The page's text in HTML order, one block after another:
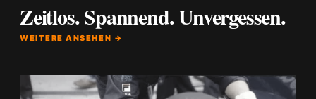
Zeitlos. Spannend. Unvergessen.
WEITERE ANSEHEN →